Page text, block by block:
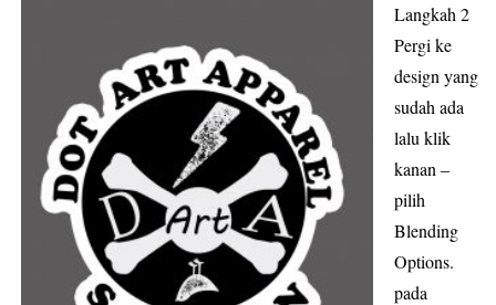
Langkah 2
Pergi ke
design yang
sudah ada
lalu klik
kanan –
pilih
Blending
Options.
pada